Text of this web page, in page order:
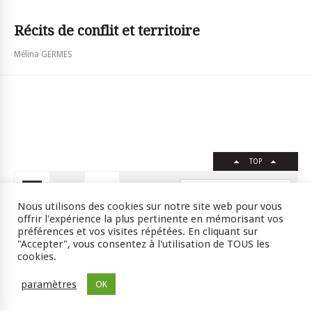
Récits de conflit et territoire
Mélina GERMES
TOP
Crédits RSS Plan du site
ISSN : 2105-0392 l © 2009 JSSJ
Nous utilisons des cookies sur notre site web pour vous
offrir l'expérience la plus pertinente en mémorisant vos
préférences et vos visites répétées. En cliquant sur
"Accepter", vous consentez à l'utilisation de TOUS les
cookies.
paramètres OK